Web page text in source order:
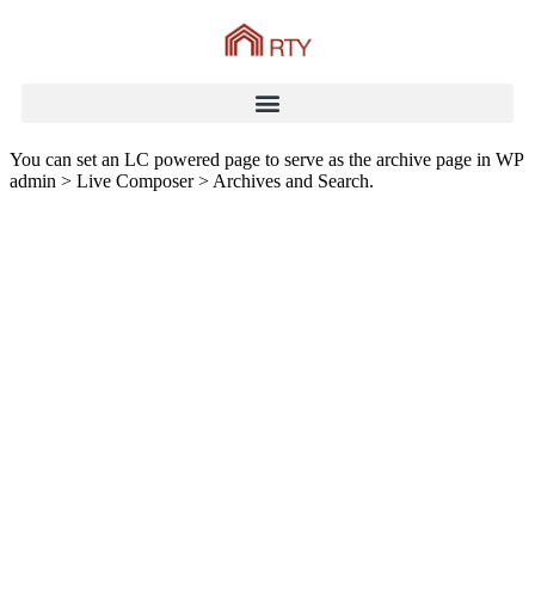
You can set an LC powered page to serve as the archive page in WP
admin > Live Composer > Archives and Search.